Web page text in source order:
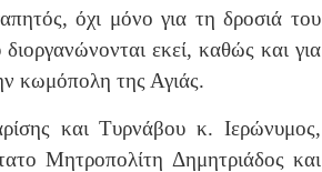
όχι μόνο για τη δροσιά του
εκεί, καθώς και για
κωμόπολη της Αγιάς.
και Τυρνάβου κ. Ιερώνυμος,
Μητροπολίτη Δημητριάδος και